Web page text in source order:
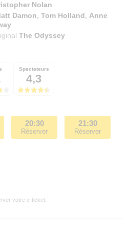
Nolan
Damon ,Tom Holland
Anne
The Odyssey
Spectateurs
4,3
20:30
Réserver
21:30
Réserver
votre e-ticket.